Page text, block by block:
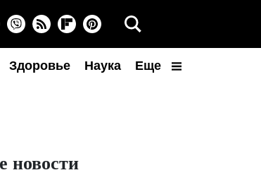
Здоровье Наука Еще
новости